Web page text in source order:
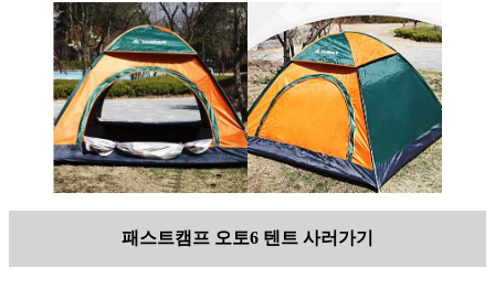
패스트캠프 오토6 텐트 사러가기